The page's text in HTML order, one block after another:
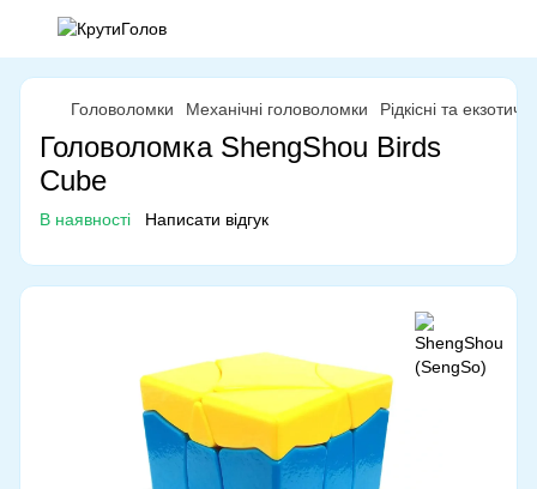
Головоломки Механічні головоломки Рідкісні та
Головоломка ShengShou Birds
Cube
В наявності Написати відгук